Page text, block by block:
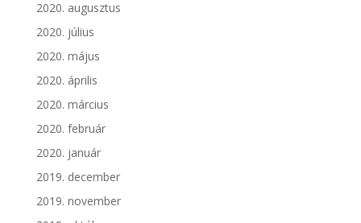
2020. augusztus
2020. július
2020. május
2020. április
2020. március
2020. február
2020. január
2019. december
2019. november